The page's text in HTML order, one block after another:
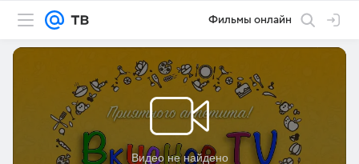
Фильмы онлайн